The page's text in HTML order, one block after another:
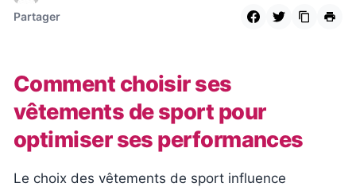
Partager
Comment choisir ses
vêtements de sport pour
optimiser ses performances
Le choix des vêtements de sport influence